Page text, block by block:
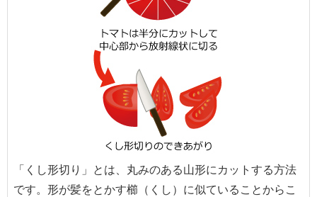
「くし形切り」とは、丸みのある山形にカットする方法
です。形が髪をとかす櫛（くし）に似ていることからこ